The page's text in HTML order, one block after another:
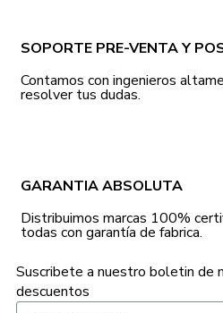
SOPORTE PRE-VENTA Y
Contamos con ingenieros
resolver tus dudas.
GARANTIA ABSOLUTA
Distribuimos marcas 100%
todas con garantía de fabrica.
Suscribete a nuestro boletin de
descuentos